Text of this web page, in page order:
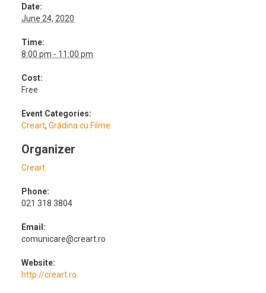
Date:
June 24, 2020
Time:
8:00 pm - 11:00 pm
Cost:
Free
Event Categories:
Creart,Grădina cu Filme
Organizer
Creart
Phone:
021 318 3804
Email:
comunicare@creart.ro
Website:
http://creart.ro